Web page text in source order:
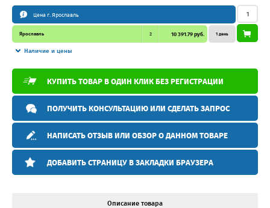
Цена г. Ярославль
Ярославль 2 10 391.79 руб.
Наличие и цены
1 день
КУПИТЬ ТОВАР В ОДИН КЛИК БЕЗ РЕГИСТРАЦИИ
ПОЛУЧИТЬ КОНСУЛЬТАЦИЮ ИЛИ СДЕЛАТЬ ЗАПРОС
НАПИСАТЬ ОТЗЫВ ИЛИ ОБЗОР О ДАННОМ ТОВАРЕ
ДОБАВИТЬ СТРАНИЦУ В ЗАКЛАДКИ БРАУЗЕРА
Описание товара